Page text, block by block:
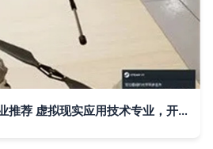
2020高考志愿填报专业推荐 虚拟现实应用技术专业，开启虚拟世界研发之旅